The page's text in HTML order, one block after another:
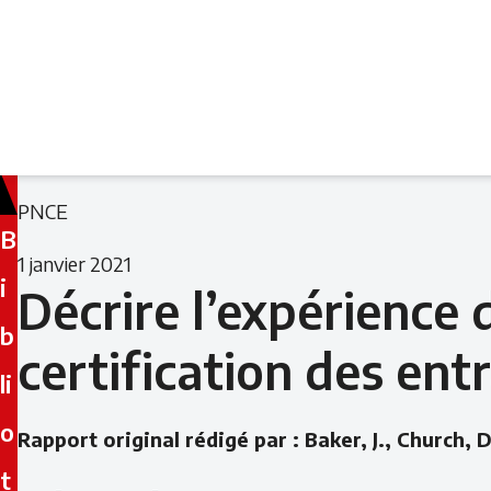
B
i
b
li
o
t
Filed
under:
Filed
under:
PNCE
1 janvier 2021
Décrire
certification des
Rapport original rédigé par : Baker, J., Church,